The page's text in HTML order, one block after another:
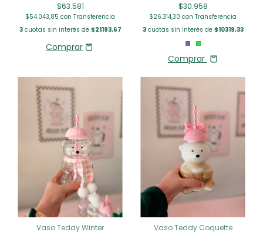
$63.581
$54.043,85 con Transferencia
3cuotas sin interés de $21193,67
$30.958
$26.314,30 con Transferencia
3cuotas sin interés de $10319,33
Comprar
Vaso Teddy Winter Vaso Teddy Coquette